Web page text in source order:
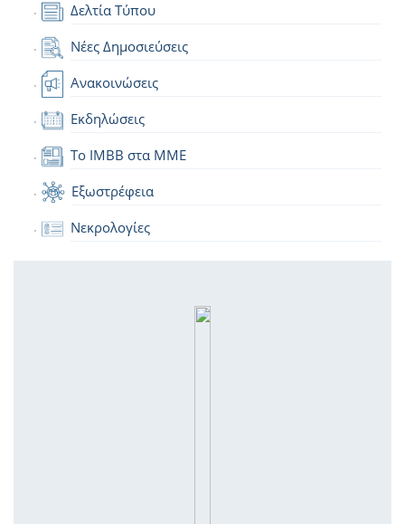
Δελτία Τύπου
Νέες Δημοσιεύσεις
Ανακοινώσεις
Εκδηλώσεις
Το IMBB στα ΜΜΕ
Εξωστρέφεια
Νεκρολογίες